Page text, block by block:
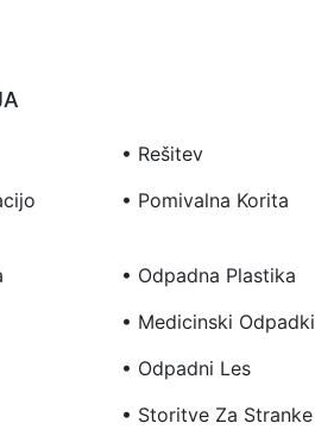
• Rešitev
• Pomivalna Korita
• Odpadna Plastika
• Medicinski Odpadki
• Odpadni Les
• Storitve Za Stranke